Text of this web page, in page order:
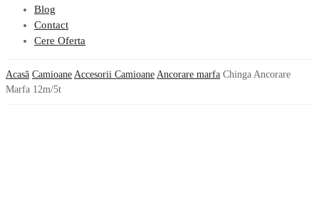
Blog
Contact
Cere Oferta
Acasă Camioane Accesorii Camioane Ancorare marfa Chinga Ancorare
Marfa 12m/5t